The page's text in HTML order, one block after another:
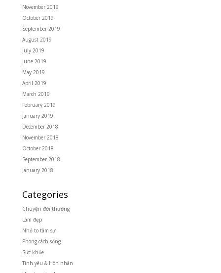
November 2019
October 2019
September 2019
August 2019
July 2019
June 2019
May 2019
April 2019
March 2019
February 2019
January 2019
December 2018
November 2018
October 2018
September 2018
January 2018
Categories
Chuyện đời thường
Làm đẹp
Nhỏ to tâm sự
Phong cách sống
Sức khỏe
Tình yêu & Hôn nhân